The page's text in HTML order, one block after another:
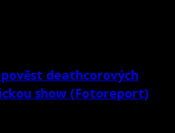
deathcorových
show (Fotoreport)